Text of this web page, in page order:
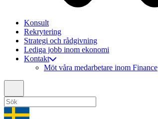
Konsult
Rekrytering
Strategi och rådgivning
Lediga jobb inom ekonomi
Kontakt
Möt våra medarbetare inom Finance